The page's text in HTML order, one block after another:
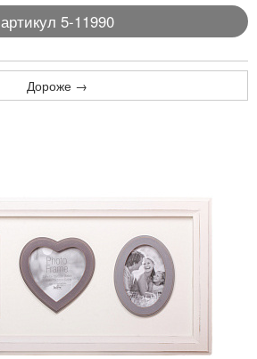
артикул 5-11990
Дороже →